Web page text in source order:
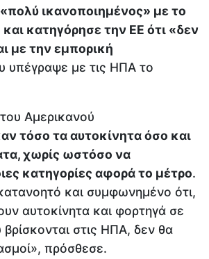
ικανοποιημένος» με το
κατηγόρησε την ΕΕ ότι «δεν
με την εμπορική
υπέγραψε με τις ΗΠΑ το
Αμερικανού
τόσο τα αυτοκίνητα όσο και
χωρίς ωστόσο να
κατηγορίες αφορά το μέτρο.
και συμφωνημένο ότι,
αυτοκίνητα και φορτηγά σε
στις ΗΠΑ, δεν θα
πρόσθεσε.